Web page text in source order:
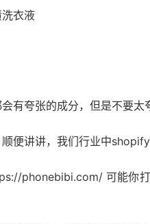
衣液
有夸张的成分，但是不要太
便讲讲，我们行业中
phonebibi.com/ 可能你